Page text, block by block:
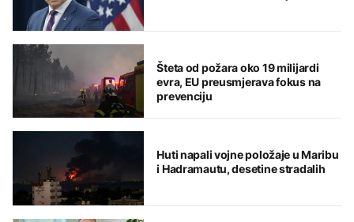
Šteta od požara oko 19 milijardi
evra, EU preusmjerava fokus na
prevenciju
Huti napali vojne položaje u Maribu
i Hadramautu, desetine stradalih